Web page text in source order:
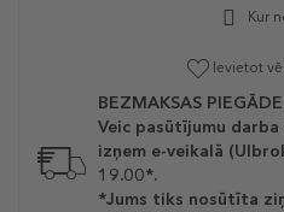
Kur
Ievietot
BEZMAKSAS
Veic pasūtījumu
izņem e-veikalā
19.00*.
*Jums tiks nosūtīta